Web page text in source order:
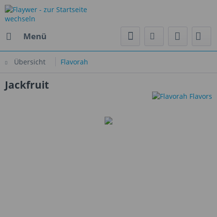
Menü
Übersicht Flavorah
Jackfruit